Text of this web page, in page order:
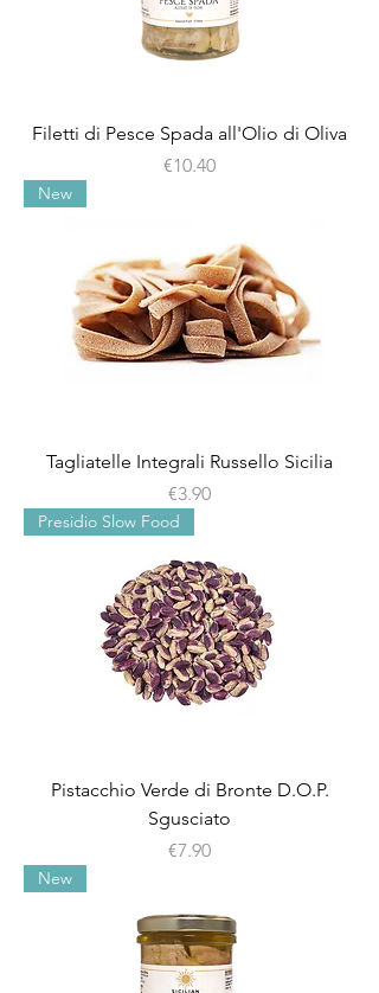
Filetti di Pesce Spada all'Olio di Oliva
Price
€10.40
New
Tagliatelle Integrali Russello Sicilia
Price
€3.90
Presidio Slow Food
Pistacchio Verde di Bronte D.O.P.
Sgusciato
Price
€7.90
New